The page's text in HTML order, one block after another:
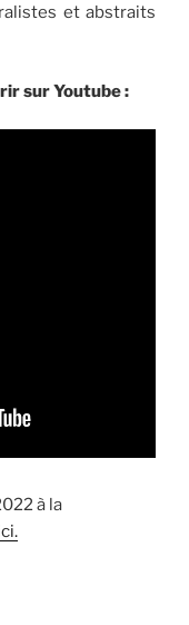
et abstraits
sur Youtube :
à la